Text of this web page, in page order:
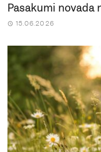
Pasākumi novadā
15.06.2026